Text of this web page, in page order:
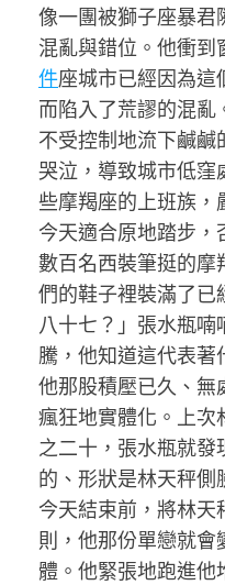
像一團被獅子座暴君
混亂與錯位。他衝
件座城市已經因為這
而陷入了荒謬的混
不受控制地流下鹹
哭泣，導致城市低窪
些摩羯座的上班族，
今天適合原地踏步，
數百名西裝筆挺的摩
們的鞋子裡裝滿了已
八十七？」張水瓶喃
騰，他知道這代表著
他那股積壓已久、無
瘋狂地實體化。上次
之二十，張水瓶就發
的、形狀是林天秤側
今天結束前，將林天
則，他那份單戀就會
體。他緊張地跑進